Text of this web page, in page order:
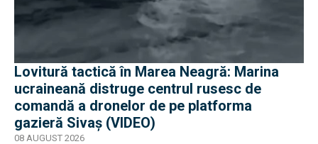
Lovitură tactică în Marea Neagră: Marina
ucraineană distruge centrul rusesc de
comandă a dronelor de pe platforma
gazieră Sivaș (VIDEO)
08 AUGUST 2026